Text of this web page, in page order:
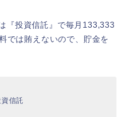
『投資信託』で毎月133,333
では賄えないので、貯金を
信託